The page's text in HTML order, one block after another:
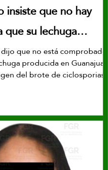
insiste que no hay
que su lechuga
brote de ciclosporiasis
que no está comprobado
producida en Guanajuato
del brote de ciclosporiasis